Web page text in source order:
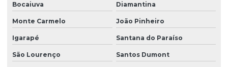
Bocaiuva Diamantina
Monte Carmelo João Pinheiro
Igarapé Santana do Paraíso
São Lourenço Santos Dumont